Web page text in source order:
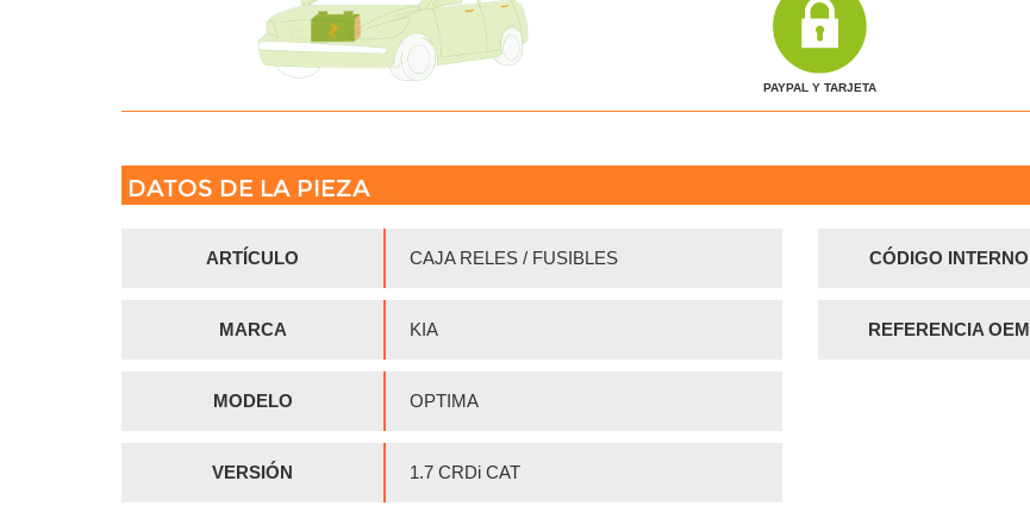
PAYPAL Y TARJETA
DATOS DE LA PIEZA
ARTÍCULO CAJA RELES / FUSIBLES
MARCA KIA
MODELO OPTIMA
VERSIÓN 1.7 CRDi CAT
CÓDIGO INTERNO
REFERENCIA OEM